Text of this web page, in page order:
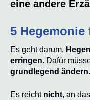
eine andere
5 Hegemonie
Es geht darum,
erringen. Dafür
grundlegend ändern.
Es reicht nicht, an